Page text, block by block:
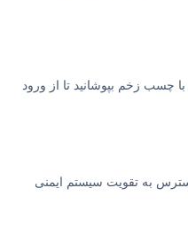
چسب زخم بپوشانید تا از ورود
به تقویت سیستم ایمنی